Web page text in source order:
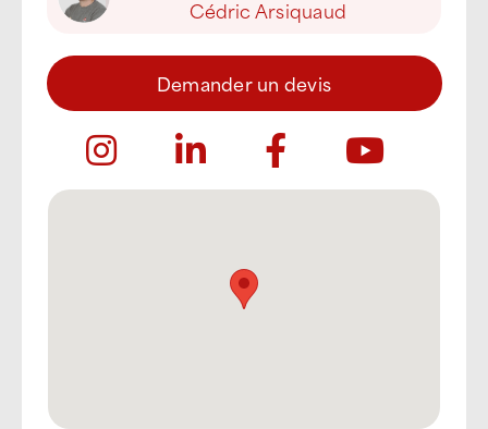
Cédric Arsiquaud
Demander un devis